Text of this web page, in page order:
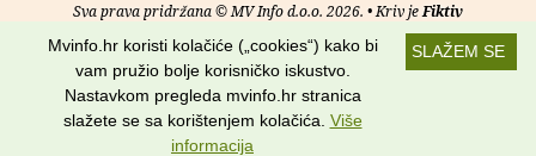
Sva prava pridržana © MV Info d.o.o. 2026. • Kriv jeFiktiv
Uvjeti korištenja RSS kanali
Potraži nas na:
SLAŽEM SE
Mvinfo.hr koristi kolačiće („cookies“) kako bi
vam pružio bolje korisničko iskustvo.
Nastavkom pregleda mvinfo.hr stranica
slažete se sa korištenjem kolačića. Više
informacija